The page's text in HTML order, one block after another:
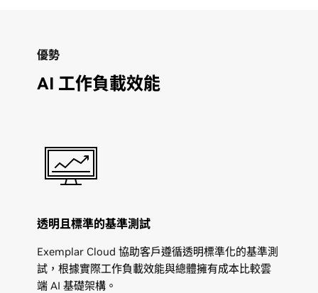
優勢
AI 工作負載效能
透明且標準的基準測試
Exemplar Cloud 協助客戶遵循透明標準化的基準測
試，根據實際工作負載效能與總體擁有成本比較雲
端 AI 基礎架構。